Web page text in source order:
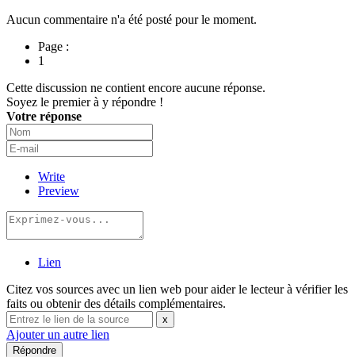
Aucun commentaire n'a été posté pour le moment.
Page :
1
Cette discussion ne contient encore aucune réponse.
Soyez le premier à y répondre !
Votre réponse
Write
Preview
Lien
Citez vos sources avec un lien web pour aider le lecteur à vérifier les
faits ou obtenir des détails complémentaires.
x
Ajouter un autre lien
Répondre